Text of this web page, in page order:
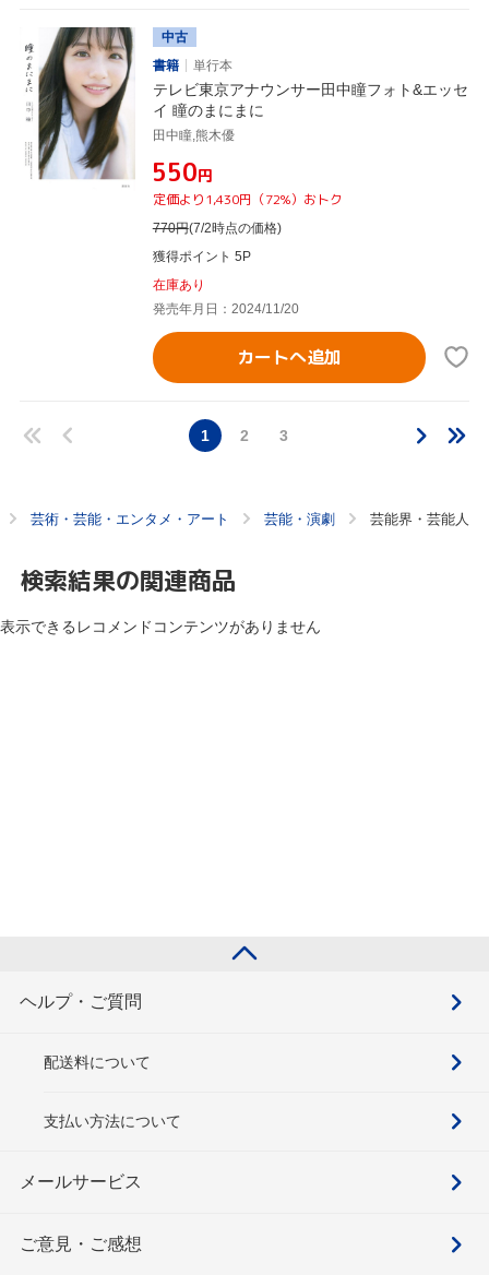
中古
書籍
単行本
テレビ東京アナウンサー田中瞳フォト&エッセ
イ 瞳のまにまに
田中瞳,熊木優
¥550円
定価より1,430円（72%）おトク
770円(7/2時点の価格)
獲得ポイント 5P
在庫あり
発売年月日：2024/11/20
カートへ追加
1 2 3
芸術・芸能・エンタメ・アート 芸能・演劇 芸能界・芸能人
検索結果の関連商品
表示できるレコメンドコンテンツがありません
ヘルプ・ご質問
配送料について
支払い方法について
メールサービス
ご意見・ご感想